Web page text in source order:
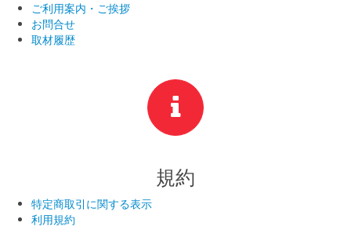
ご利用案内・ご挨拶
お問合せ
取材履歴
規約
特定商取引に関する表示
利用規約